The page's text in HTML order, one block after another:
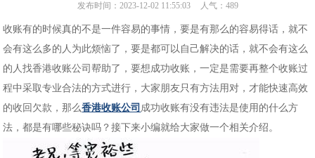
发布时间：2023-12-02 11:55:03 人气： 489
收账有的时候真的不是一件容易的事情，要是有那么的容易得话，就不
会有这么多的人为此烦恼了，要是都可以自己解决的话，就不会有这么
的人找香港收账公司帮助了，要想成功收账，一定是需要再整个收账过
程中采取专业合法的方式进行，大家朋友只有方法用对，才能快速高效
的收回欠款，那么香港收账公司 成功收账有没有违法是使用的什么方
法，都是有哪些秘诀吗？接下来小编就给大家做一个相关介绍。